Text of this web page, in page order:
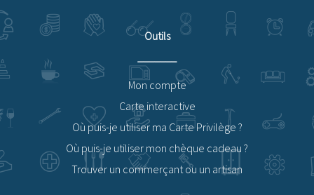
Outils
Mon compte
Carte interactive
Où puis-je utiliser ma Carte Privilège ?
Où puis-je utiliser mon chèque cadeau ?
Trouver un commerçant ou un artisan